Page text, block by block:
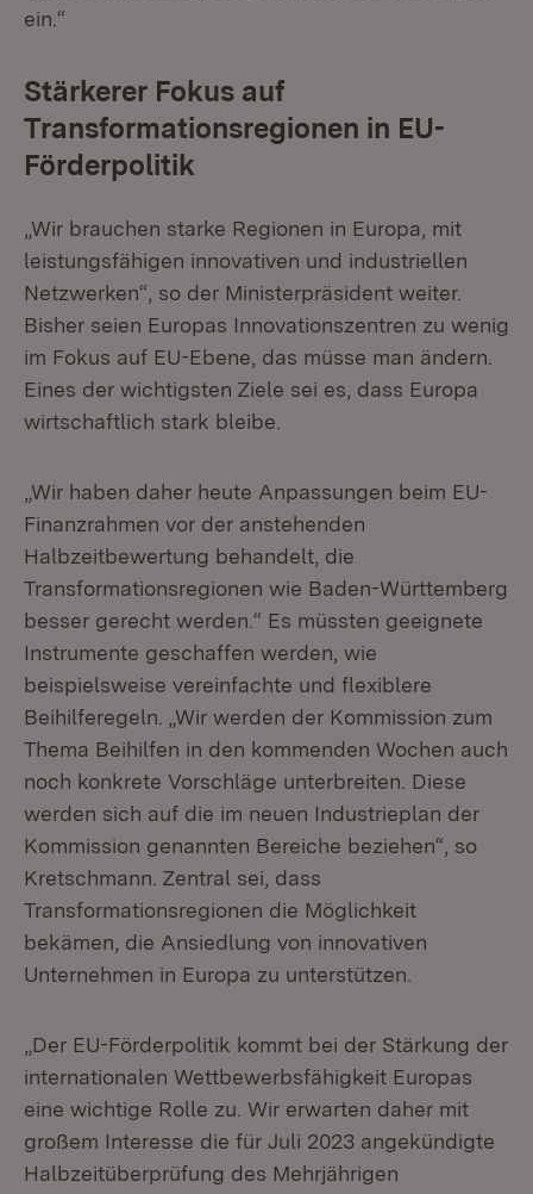
ein.“
Stärkerer Fokus auf
Transformationsregionen in EU-
Förderpolitik
„Wir brauchen starke Regionen in Europa, mit
leistungsfähigen innovativen und industriellen
Netzwerken“, so der Ministerpräsident weiter.
Bisher seien Europas Innovationszentren zu wenig
im Fokus auf EU-Ebene, das müsse man ändern.
Eines der wichtigsten Ziele sei es, dass Europa
wirtschaftlich stark bleibe.
„Wir haben daher heute Anpassungen beim EU-
Finanzrahmen vor der anstehenden
Halbzeitbewertung behandelt, die
Transformationsregionen wie Baden-Württemberg
besser gerecht werden.“ Es müssten geeignete
Instrumente geschaffen werden, wie
beispielsweise vereinfachte und flexiblere
Beihilferegeln. „Wir werden der Kommission zum
Thema Beihilfen in den kommenden Wochen auch
noch konkrete Vorschläge unterbreiten. Diese
werden sich auf die im neuen Industrieplan der
Kommission genannten Bereiche beziehen“, so
Kretschmann. Zentral sei, dass
Transformationsregionen die Möglichkeit
bekämen, die Ansiedlung von innovativen
Unternehmen in Europa zu unterstützen.
„Der EU-Förderpolitik kommt bei der Stärkung der
internationalen Wettbewerbsfähigkeit Europas
eine wichtige Rolle zu. Wir erwarten daher mit
großem Interesse die für Juli 2023 angekündigte
Halbzeitüberprüfung des Mehrjährigen